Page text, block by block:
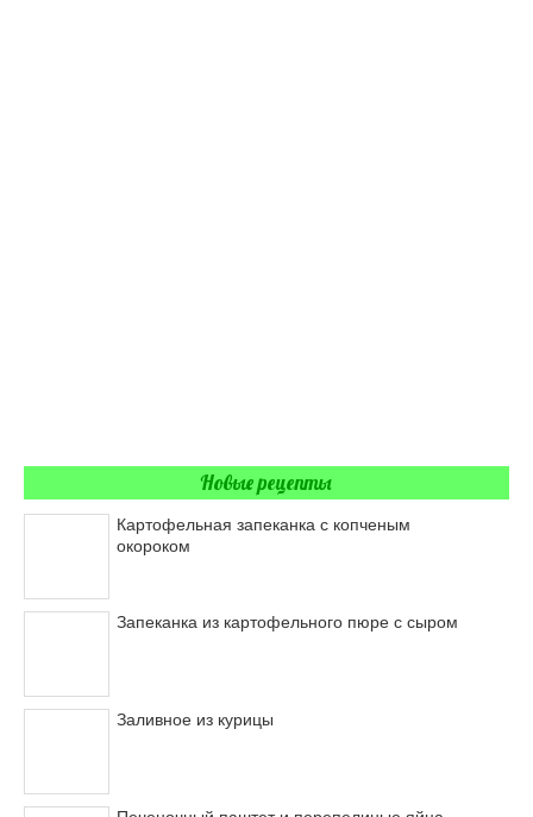
Новые рецепты
Картофельная запеканка с копченым
окороком
Запеканка из картофельного пюре с сыром
Заливное из курицы